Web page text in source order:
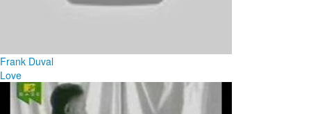
Frank Duval
Love